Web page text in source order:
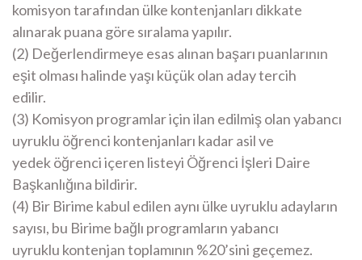
komisyon tarafından ülke kontenjanları dikkate
alınarak puana göre sıralama yapılır.
(2) Değerlendirmeye esas alınan başarı puanlarının
eşit olması halinde yaşı küçük olan aday tercih
edilir.
(3) Komisyon programlar için ilan edilmiş olan yabancı
uyruklu öğrenci kontenjanları kadar asil ve
yedek öğrenci içeren listeyi Öğrenci İşleri Daire
Başkanlığına bildirir.
(4) Bir Birime kabul edilen aynı ülke uyruklu adayların
sayısı, bu Birime bağlı programların yabancı
uyruklu kontenjan toplamının %20’sini geçemez.